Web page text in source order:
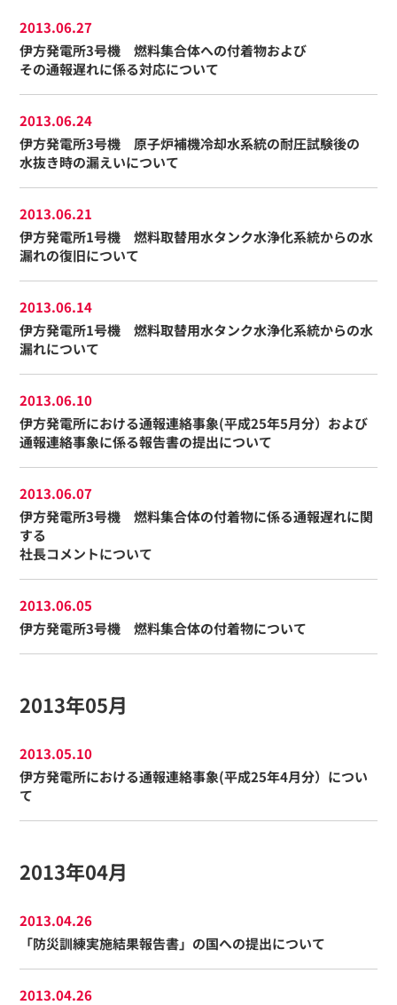
2013.06.27
伊方発電所3号機 燃料集合体への付着物および
その通報遅れに係る対応について
2013.06.24
伊方発電所3号機 原子炉補機冷却水系統の耐圧試験後の
水抜き時の漏えいについて
2013.06.21
伊方発電所1号機 燃料取替用水タンク水浄化系統からの水
漏れの復旧について
2013.06.14
伊方発電所1号機 燃料取替用水タンク水浄化系統からの水
漏れについて
2013.06.10
伊方発電所における通報連絡事象(平成25年5月分）および
通報連絡事象に係る報告書の提出について
2013.06.07
伊方発電所3号機 燃料集合体の付着物に係る通報遅れに関
する
社長コメントについて
2013.06.05
伊方発電所3号機 燃料集合体の付着物について
2013年05月
2013.05.10
伊方発電所における通報連絡事象(平成25年4月分）につい
て
2013年04月
2013.04.26
「防災訓練実施結果報告書」の国への提出について
2013.04.26